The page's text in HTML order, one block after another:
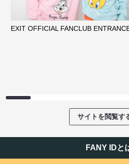
EXIT OFFICIAL FANCLUB
サイトを閲覧す
FANY IDと